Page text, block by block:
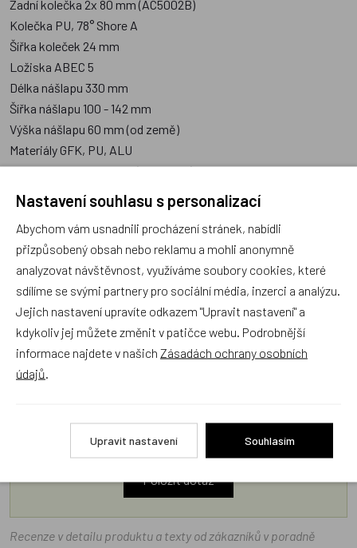
Zadní kolečka 2x 80 mm (AC5002B)
Kolečka PU, 78° Shore A
Šířka koleček 24 mm
Ložiska ABEC 5
Délka nášlapu 330 mm
Šířka nášlapu 100 - 142 mm
Výška nášlapu 60 mm (od země)
Materiály GFK, PU, ALU
Brzda ano, zadní blatník (AC7002B)
Rozměr celkem 560 mm x 240 mm x 920 mm (d x š x v)
Poradna
Položit dotaz
Recenze v detailu produktu a texty od zákazníků v poradně
Nastavení souhlasu s personalizací
Abychom vám usnadnili procházení stránek, nabídli
přizpůsobený obsah nebo reklamu a mohli anonymně
analyzovat návštěvnost, využíváme soubory cookies, které
sdílíme se svými partnery pro sociální média, inzerci a analýzu.
Jejich nastavení upravíte odkazem "Upravit nastavení" a
kdykoliv jej můžete změnit v patičce webu. Podrobnější
informace najdete v našich Zásadách ochrany osobních
údajů
Upravit nastavení Souhlasím